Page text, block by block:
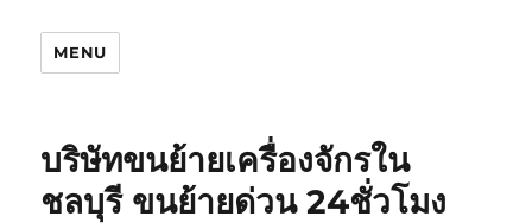
MENU
บริษัทขนย้ายเครื่องจักรใน
ชลบุรี ขนย้ายด่วน 24ชั่วโมง